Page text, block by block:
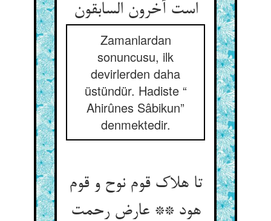
است آخرون السابقون‏
Zamanlardan
sonuncusu, ilk
devirlerden daha
üstündür. Hadiste “
Ahirûnes Sâbikun”
denmektedir.
تا هلاک قوم نوح و قوم
هود ** عارض رحمت